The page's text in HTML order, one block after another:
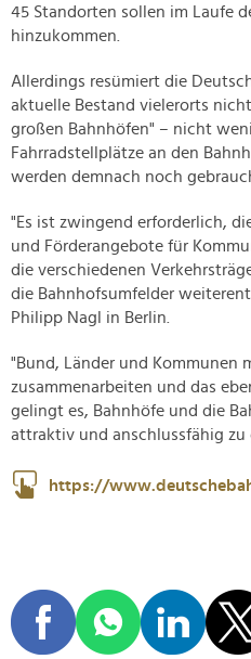
45 Standorten sollen im Laufe
hinzukommen.
Allerdings resümiert die
aktuelle Bestand vielerorts
großen Bahnhöfen" – nicht
Fahrradstellplätze an den
werden demnach noch
"Es ist zwingend erforderlich,
und Förderangebote für
die verschiedenen
die Bahnhofsumfelder
Philipp Nagl in Berlin.
"Bund, Länder und Kommunen
zusammenarbeiten und das
gelingt es, Bahnhöfe und die
attraktiv und anschlussfähig zu
https://